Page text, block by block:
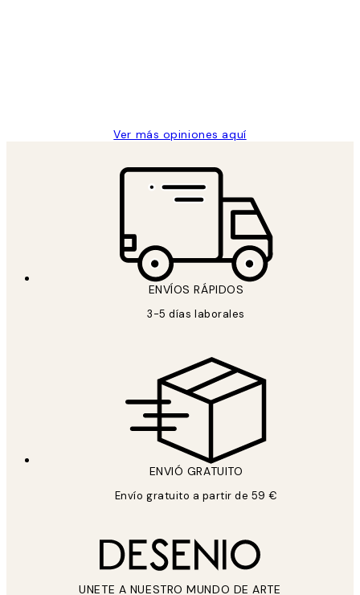
Ver más opiniones aquí
ENVÍOS RÁPIDOS
3-5 días laborales
ENVIÓ GRATUITO
Envío gratuito a partir de 59 €
UNETE A NUESTRO MUNDO DE ARTE